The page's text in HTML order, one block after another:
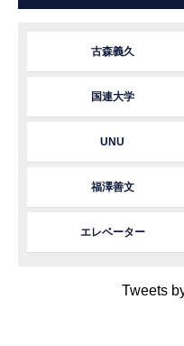
古森義久
国連大学
UNU
福澤善文
エレベーター
Tweets